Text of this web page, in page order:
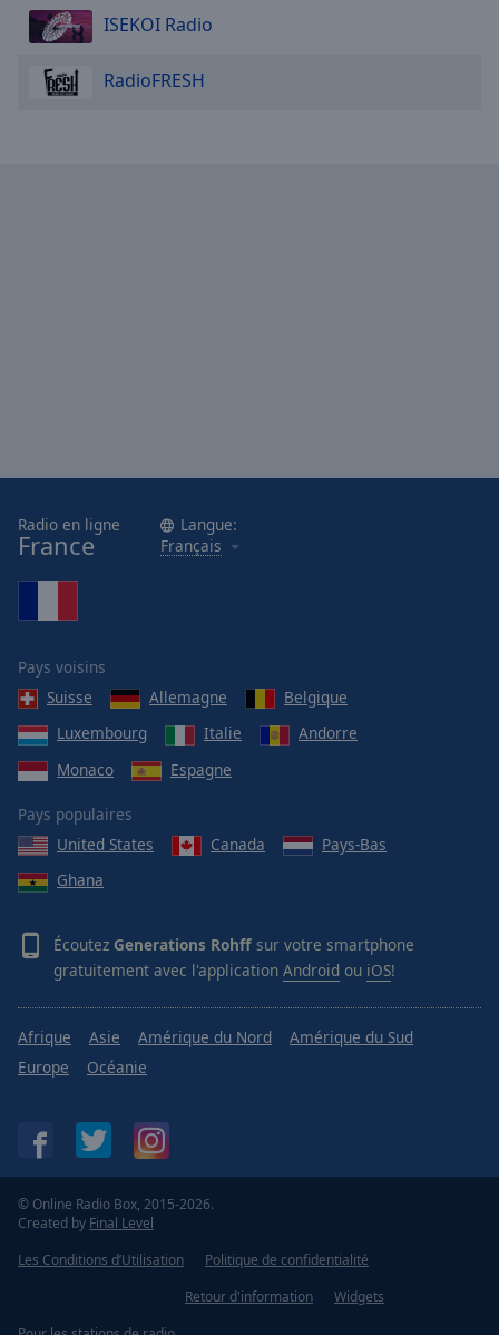
ISEKOI Radio
RadioFRESH
Radio en ligne
France
Langue:
Français
Pays voisins
Suisse
Allemagne
Belgique
Luxembourg
Italie
Andorre
Monaco
Espagne
Pays populaires
United States
Canada
Pays-Bas
Ghana
Écoutez Generations Rohff sur votre smartphone
gratuitement avec l'application Android ou iOS!
Afrique Asie Amérique du Nord
Amérique du Sud
Europe
Océanie
© Online Radio Box, 2015-2026.
Created by Final Level
Les Conditions d’Utilisation
Politique de confidentialité
Retour d'information
Widgets